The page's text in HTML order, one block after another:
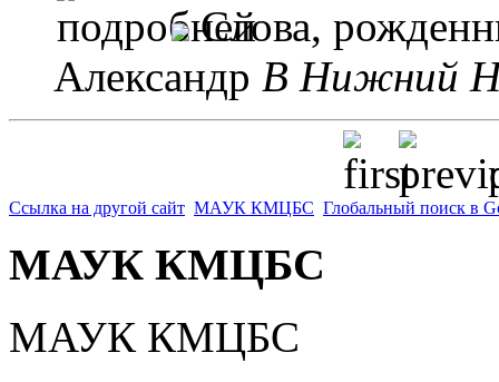
Слова,
Александр B Нижний
Ссылка на другой сайт МАУК КМЦБС Глобальный поиск в
МАУК КМЦБС
МАУК КМЦБС